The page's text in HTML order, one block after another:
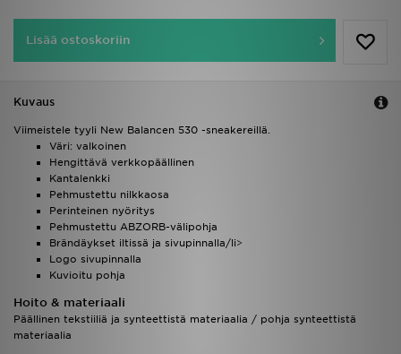
Lisää ostoskoriin
Kuvaus
Viimeistele tyyli New Balancen 530 -sneakereillä.
Väri: valkoinen
Hengittävä verkkopäällinen
Kantalenkki
Pehmustettu nilkkaosa
Perinteinen nyöritys
Pehmustettu ABZORB-välipohja
Brändäykset iltissä ja sivupinnalla/li>
Logo sivupinnalla
Kuvioitu pohja
Hoito & materiaali
Päällinen tekstiiliä ja synteettistä materiaalia / pohja synteettistä
materiaalia